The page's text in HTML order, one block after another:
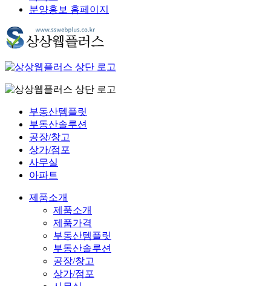
분양홍보 홈페이지
부동산템플릿
부동산솔루션
공장/창고
상가/점포
사무실
아파트
제품소개
제품소개
제품가격
부동산템플릿
부동산솔루션
공장/창고
상가/점포